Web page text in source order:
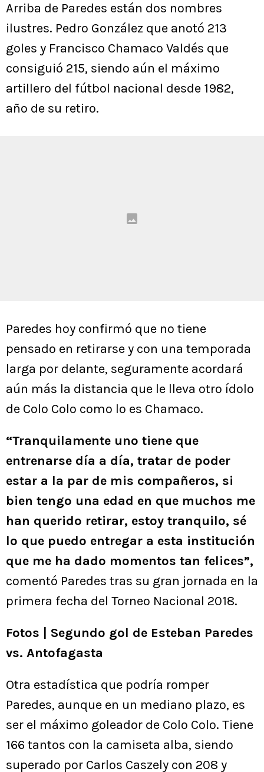
Arriba de Paredes están dos nombres
ilustres. Pedro González que anotó 213
goles y Francisco Chamaco Valdés que
consiguió 215, siendo aún el máximo
artillero del fútbol nacional desde 1982,
año de su retiro.
Paredes hoy confirmó que no tiene
pensado en retirarse y con una temporada
larga por delante, seguramente acordará
aún más la distancia que le lleva otro ídolo
de Colo Colo como lo es Chamaco.
“Tranquilamente uno tiene que
entrenarse día a día, tratar de poder
estar a la par de mis compañeros, si
bien tengo una edad en que muchos me
han querido retirar, estoy tranquilo, sé
lo que puedo entregar a esta institución
que me ha dado momentos tan felices”,
comentó Paredes tras su gran jornada en la
primera fecha del Torneo Nacional 2018.
Fotos | Segundo gol de Esteban Paredes
vs. Antofagasta
Otra estadística que podría romper
Paredes, aunque en un mediano plazo, es
ser el máximo goleador de Colo Colo. Tiene
166 tantos con la camiseta alba, siendo
superado por Carlos Caszely con 208 y